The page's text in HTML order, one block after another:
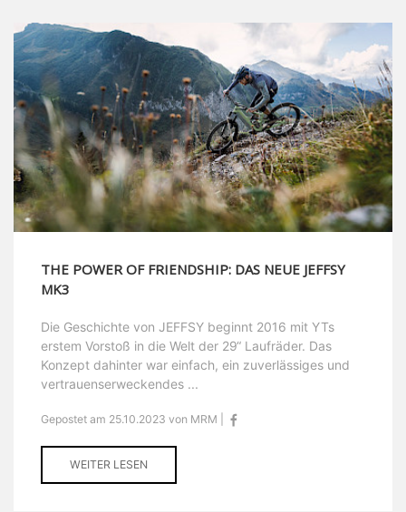
THE POWER OF FRIENDSHIP: DAS NEUE JEFFSY
MK3
Die Geschichte von JEFFSY beginnt 2016 mit YTs
erstem Vorstoß in die Welt der 29“ Laufräder. Das
Konzept dahinter war einfach, ein zuverlässiges und
vertrauenserweckendes ...
Gepostet am 25.10.2023 von MRM |
WEITER LESEN